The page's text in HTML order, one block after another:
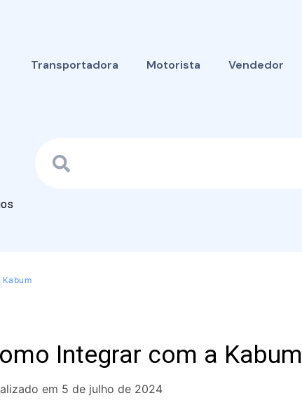
Transportadora Motorista Vendedor
Kabum
Integrar com a Kabum
em 5 de julho de 2024